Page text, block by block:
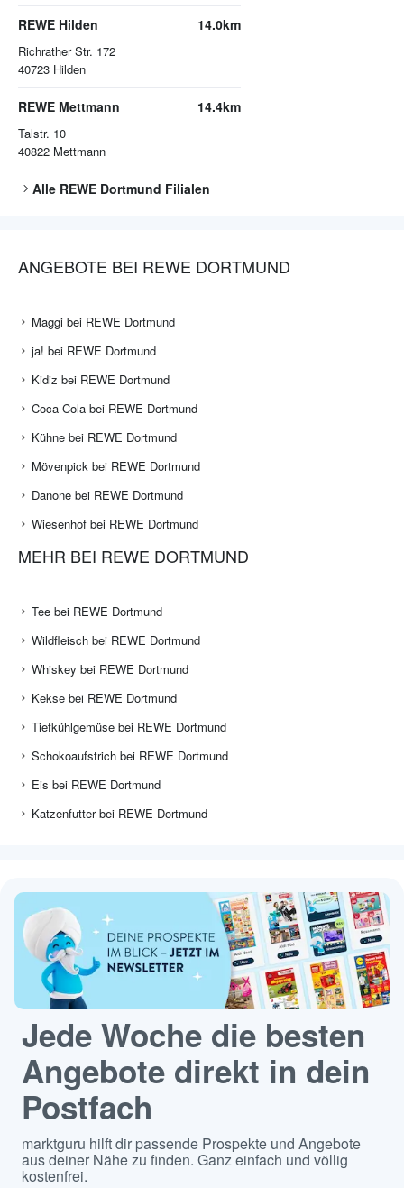
REWE Hilden
Richrather Str. 172
40723 Hilden
14.0km
REWE Mettmann
Talstr. 10
40822 Mettmann
14.4km
Alle REWE Dortmund Filialen
ANGEBOTE BEI REWE DORTMUND
Maggi bei REWE Dortmund
ja! bei REWE Dortmund
Kidiz bei REWE Dortmund
Coca-Cola bei REWE Dortmund
Kühne bei REWE Dortmund
Mövenpick bei REWE Dortmund
Danone bei REWE Dortmund
Wiesenhof bei REWE Dortmund
MEHR BEI REWE DORTMUND
Tee bei REWE Dortmund
Wildfleisch bei REWE Dortmund
Whiskey bei REWE Dortmund
Kekse bei REWE Dortmund
Tiefkühlgemüse bei REWE Dortmund
Schokoaufstrich bei REWE Dortmund
Eis bei REWE Dortmund
Katzenfutter bei REWE Dortmund
Jede Woche die besten
Angebote direkt in dein
Postfach
marktguru hilft dir passende Prospekte und Angebote
aus deiner Nähe zu finden. Ganz einfach und völlig
kostenfrei.